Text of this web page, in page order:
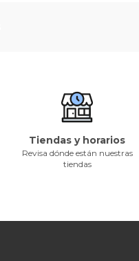
Tiendas y horarios
Revisa dónde están nuestras
tiendas